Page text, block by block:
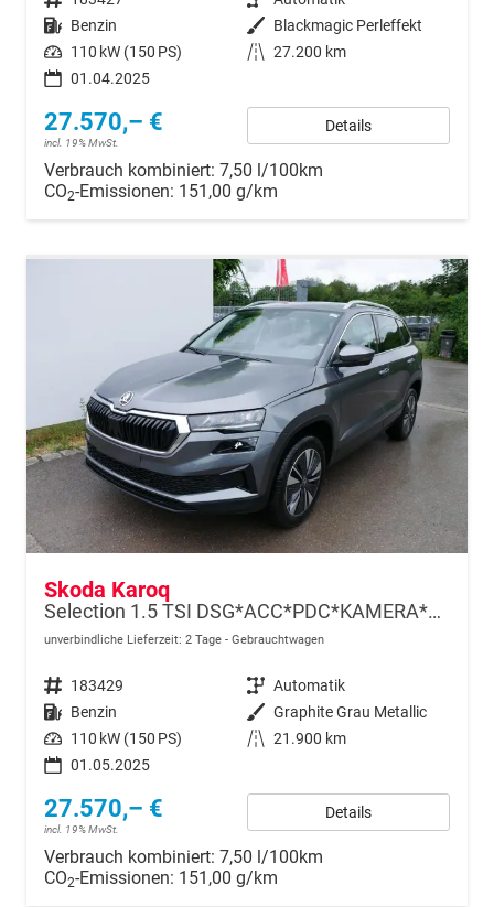
Kraftstoff Benzin Außenfarbe Blackmagic Perleffekt
Leistung 110 kW (150 PS) Kilometerstand 27.200 km
01.04.2025
27.570,– €
incl. 19% MwSt.
Details
Verbrauch kombiniert: 7,50 l/100km
CO2-Emissionen: 151,00 g/km
Skoda Karoq
Selection 1.5 TSI DSG*ACC*PDC*KAMERA*TEMPOMAT*LED*SMARTLINK*KLIMA*RADIO*17-ZOLL
unverbindliche Lieferzeit: 2 Tage Gebrauchtwagen
Fahrzeugnr. 183429 Getriebe Automatik
Kraftstoff Benzin Außenfarbe Graphite Grau Metallic
Leistung 110 kW (150 PS) Kilometerstand 21.900 km
01.05.2025
27.570,– €
incl. 19% MwSt.
Details
Verbrauch kombiniert: 7,50 l/100km
CO2-Emissionen: 151,00 g/km